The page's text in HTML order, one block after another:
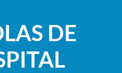
DE